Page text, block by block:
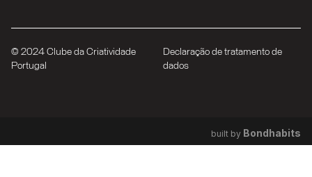
© 2024 Clube da Criatividade
Portugal
Declaração de tratamento de
dados
built by Bondhabits